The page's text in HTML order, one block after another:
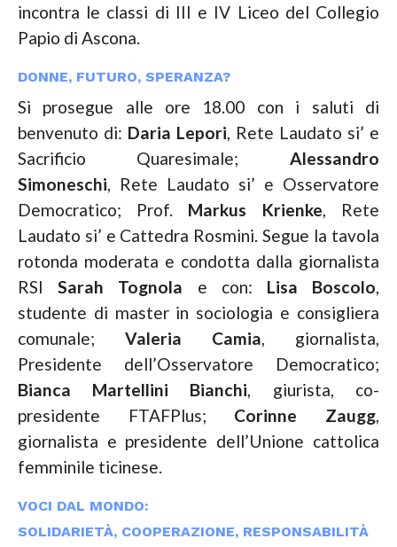
incontra le classi di III e IV Liceo del Collegio
Papio di Ascona.
DONNE, FUTURO, SPERANZA?
Si prosegue alle ore 18.00 con i saluti di
benvenuto di: Daria Lepori, Rete Laudato si’ e
Sacrificio Quaresimale;Alessandro
Simoneschi, Rete Laudato si’ e Osservatore
Democratico; Prof. Markus Krienke, Rete
Laudato si’ e Cattedra Rosmini. Segue la tavola
rotonda moderata e condotta dalla giornalista
RSI Sarah Tognola e con: Lisa Boscolo,
studente di master in sociologia e consigliera
comunale; Valeria Camia, giornalista,
Presidente dell’Osservatore Democratico;
Bianca Martellini
Bianchi, giurista, co-
presidente FTAFPlus; Corinne Zaugg,
giornalista e presidente dell’Unione cattolica
femminile ticinese.
VOCI DAL MONDO:
SOLIDARIETÀ, COOPERAZIONE, RESPONSABILITÀ